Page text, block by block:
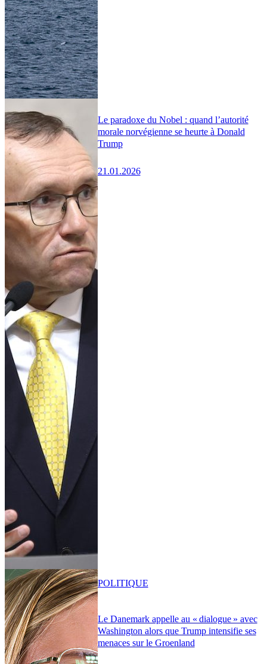
Le paradoxe du Nobel : quand l’autorité
morale norvégienne se heurte à Donald
Trump
21.01.2026
Le Danemark appelle au « dialogue » avec
Washington alors que Trump intensifie ses
menaces sur le Groenland
POLITIQUE